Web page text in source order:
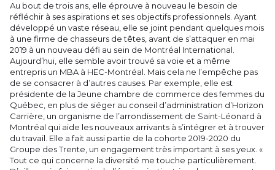
Au bout de trois ans, elle éprouve à nouveau le besoin de
réfléchir à ses aspirations et ses objectifs professionnels. Ayant
développé un vaste réseau, elle se joint pendant quelques mois
à une firme de chasseurs de têtes, avant de s’attaquer en mai
2019 à un nouveau défi au sein de Montréal International.
Aujourd’hui, elle semble avoir trouvé sa voie et a même
entrepris un MBA à HEC-Montréal. Mais cela ne l’empêche pas
de se consacrer à d’autres causes. Par exemple, elle est
présidente de la Jeune chambre de commerce des femmes du
Québec, en plus de siéger au conseil d’administration d’Horizon
Carrière, un organisme de l’arrondissement de Saint-Léonard à
Montréal qui aide les nouveaux arrivants à s’intégrer et à trouver
du travail. Elle a fait aussi partie de la cohorte 2019-2020 du
Groupe des Trente, un engagement très important à ses yeux. «
Tout ce qui concerne la diversité me touche particulièrement.